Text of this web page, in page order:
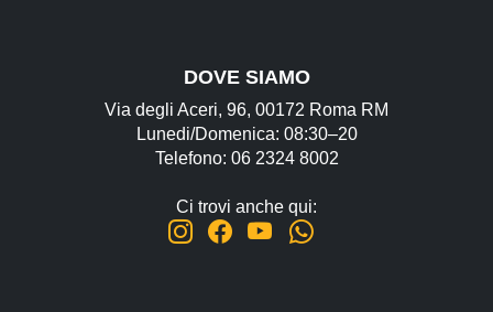
DOVE SIAMO
Via degli Aceri, 96, 00172 Roma RM
Lunedi/Domenica: 08:30–20
Telefono: 06 2324 8002
Ci trovi anche qui: